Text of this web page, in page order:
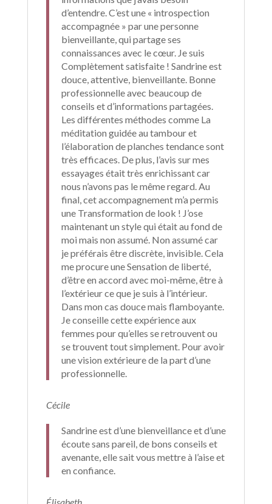
d’entendre. C’est une « introspection
accompagnée » par une personne
bienveillante, qui partage ses
connaissances avec le cœur. Je suis
Complètement satisfaite ! Sandrine est
douce, attentive, bienveillante. Bonne
professionnelle avec beaucoup de
conseils et d’informations partagées.
Les différentes méthodes comme La
méditation guidée au tambour et
l’élaboration de planches tendance sont
très efficaces. De plus, l’avis sur mes
essayages était très enrichissant car
nous n’avons pas le même regard. Au
final, cet accompagnement m’a permis
une Transformation de look ! J’ose
maintenant un style qui était au fond de
moi mais non assumé. Non assumé car
je préférais être discrète, invisible. Cela
me procure une Sensation de liberté,
d’être en accord avec moi-même, être à
l’extérieur ce que je suis à l’intérieur.
Dans mon cas douce mais flamboyante.
Je conseille cette expérience aux
femmes pour qu’elles se retrouvent ou
se trouvent tout simplement. Pour avoir
une vision extérieure de la part d’une
professionnelle.
Cécile
Sandrine est d’une bienveillance et d’une
écoute sans pareil, de bons conseils et
avenante, elle sait vous mettre à l’aise et
en confiance.